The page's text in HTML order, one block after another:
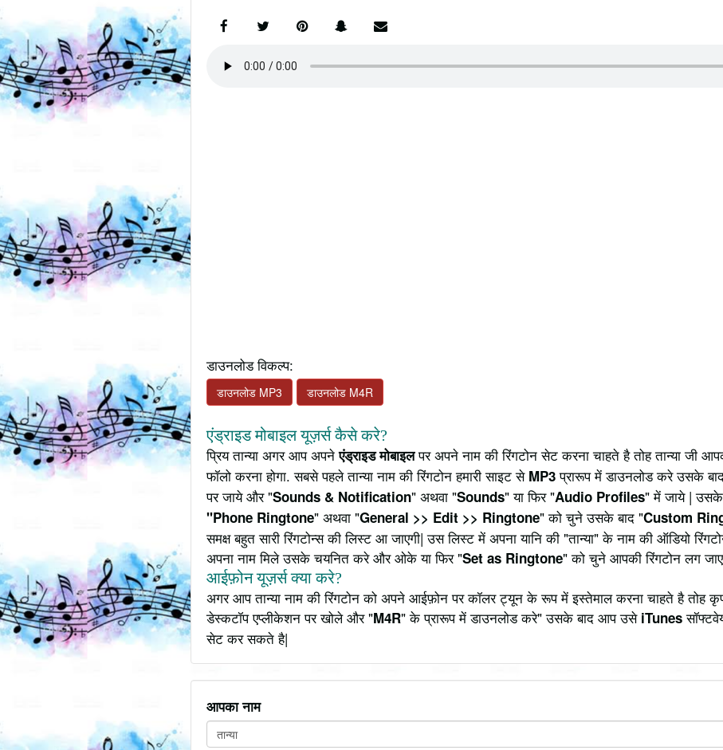
डाउनलोड विकल्प:
डाउनलोड MP3 डाउनलोड M4R
एंड्राइड मोबाइल यूज़र्स कैसे करे?
प्रिय तान्या अगर आप अपनेएंड्राइड मोबाइलपर अपने नाम की रिंगटोन सेट करना चाहते है तोह तान्या जी
फॉलो करना होगा. सबसे पहले तान्या नाम की रिंगटोन हमारी साइट से MP3प्रारूप में डाउनलोड करे उसके
पर जाये और "Sounds & Notification" अथवा "Sounds" या फिर "Audio Profiles" में जाये |
"Phone Ringtone" अथवा "General >> Edit >> Ringtone" को चुने उसके बाद "Custom
समक्ष बहुत सारी रिंगटोन्स की लिस्ट आ जाएगी| उस लिस्ट में अपना यानि की "तान्या" के नाम की ऑडियो
अपना नाम मिले उसके चयनित करे और ओके या फिर "Set as Ringtone" को चुने आपकी रिंगटोन लग
आईफ़ोन यूज़र्स क्या करे?
अगर आप तान्या नाम की रिंगटोन को अपने आईफ़ोन पर कॉलर ट्यून के रूप में इस्तेमाल करना चाहते है तोह
डेस्कटॉप एप्लीकेशन पर खोले और "M4R" के प्रारूप में डाउनलोड करे" उसके बाद आप उसे iTunes
सेट कर सकते है|
आपका नाम